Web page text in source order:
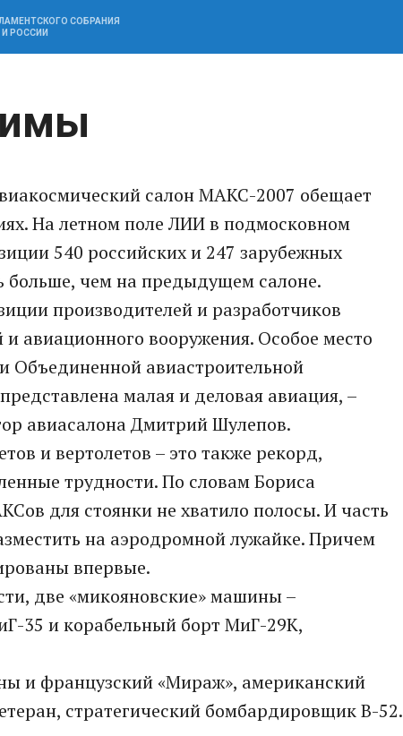
СОБРАНИЯ
РОССИИ
салон МАКС-2007 обещает
На летном поле ЛИИ в подмосковном
540 российских и 247 зарубежных
больше, чем на предыдущем салоне.
производителей и разработчиков
и авиационного вооружения. Особое место
Объединенной авиастроительной
малая и деловая авиация, –
авиасалона Дмитрий Шулепов.
и вертолетов – это также рекорд,
трудности. По словам Бориса
для стоянки не хватило полосы. И часть
на аэродромной лужайке. Причем
впервые.
две «микояновские» машины –
35 и корабельный борт МиГ-29К,
и французский «Мираж», американский
стратегический бомбардировщик B-52.